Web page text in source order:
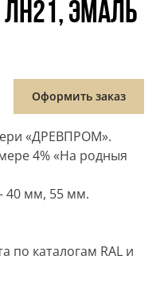
ЭМАЛЬ
Оформить заказ
«ДРЕВПРОМ».
4% «На родныя
40 мм, 55 мм.
по каталогам RAL и